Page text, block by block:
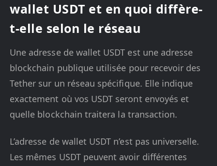
wallet USDT et en quoi diffère-
t-elle selon le réseau
Une adresse de wallet USDT est une adresse
blockchain publique utilisée pour recevoir des
Tether sur un réseau spécifique. Elle indique
exactement où vos USDT seront envoyés et
quelle blockchain traitera la transaction.
L’adresse de wallet USDT n’est pas universelle.
Les mêmes USDT peuvent avoir différentes